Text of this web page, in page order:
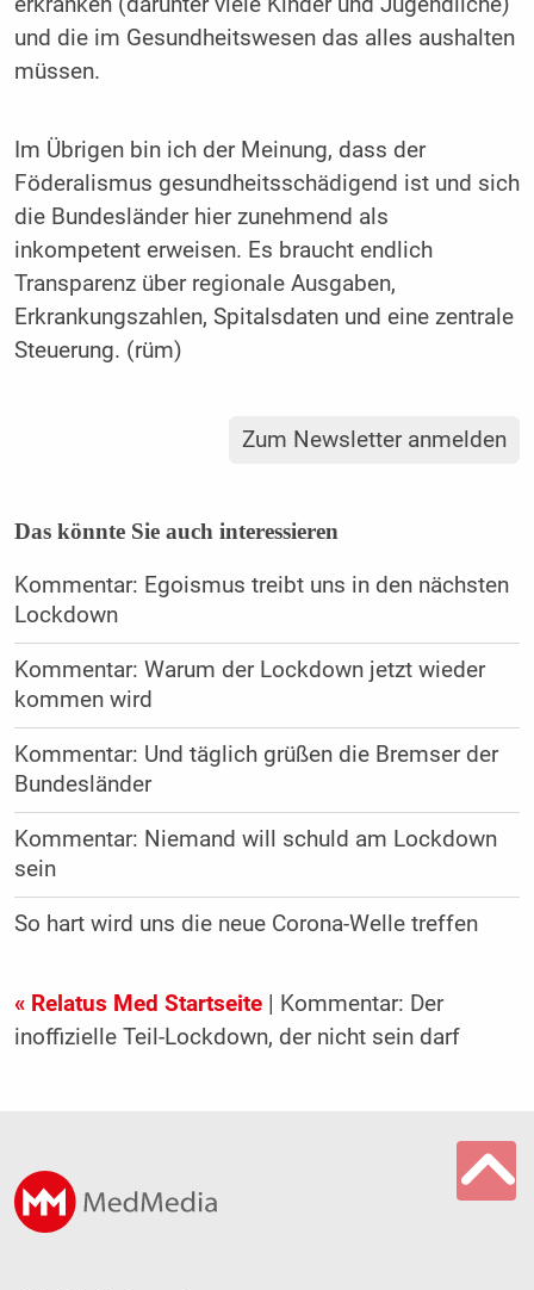
und die im Gesundheitswesen das alles aushalten
müssen.
Im Übrigen bin ich der Meinung, dass der
Föderalismus gesundheitsschädigend ist und sich
die Bundesländer hier zunehmend als
inkompetent erweisen. Es braucht endlich
Transparenz über regionale Ausgaben,
Erkrankungszahlen, Spitalsdaten und eine zentrale
Steuerung. (rüm)
Zum Newsletter anmelden
Das könnte Sie auch interessieren
Kommentar: Egoismus treibt uns in den nächsten
Lockdown
Kommentar: Warum der Lockdown jetzt wieder
kommen wird
Kommentar: Und täglich grüßen die Bremser der
Bundesländer
Kommentar: Niemand will schuld am Lockdown
sein
So hart wird uns die neue Corona-Welle treffen
« Relatus Med Startseite| Kommentar: Der
inoffizielle Teil-Lockdown, der nicht sein darf